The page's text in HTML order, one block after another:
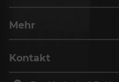
Mehr
Kontakt